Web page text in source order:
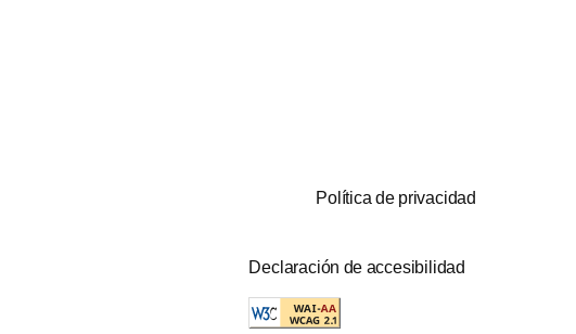
Política de privacidad
Declaración de accesibilidad